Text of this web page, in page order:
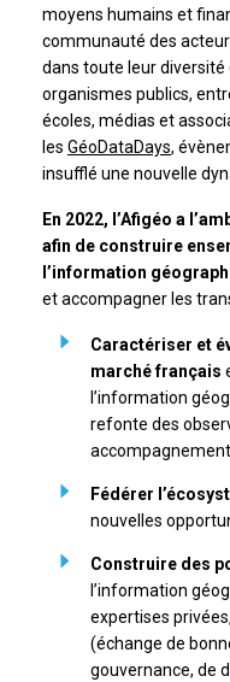
moyens humains et
communauté des
dans toute leur diversité
organismes publics,
écoles, médias et
les GéoDataDays,
insufflé une nouvelle
En 2022, l’Afigéo a
afin de construire
l’information
et accompagner les
Caractériser et
marché français
l’information
refonte des
Fédérer
nouvelles
Construire des
l’information
expertises
(échange de
gouvernance, de